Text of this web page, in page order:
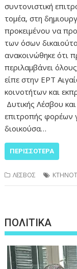
συντονιστική
τομέα, στη
προκειμένου να
των όσων
ανακοινώθηκε ότι
περιλαμβάνει
είπε στην ΕΡΤ
κοινοτήτων και
Δυτικής Λέσβου
επιτροπής φορέων
διοικούσα…
ΠΕΡΙΣΣΌΤΕΡΑ
ΛΕΣΒΟΣ
ΠΟΛΙΤΙΚΑ